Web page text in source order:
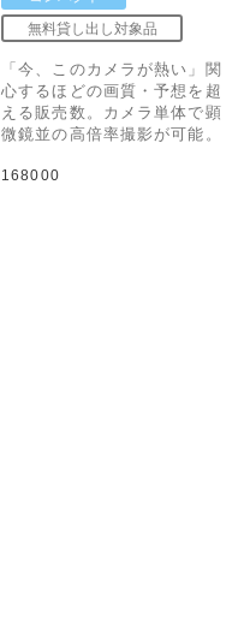
「今、このカメラが熱い」関
心するほどの画質・予想を超
える販売数。カメラ単体で顕
微鏡並の高倍率撮影が可能。
168000